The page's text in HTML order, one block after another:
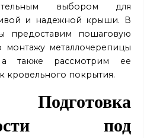
выбором для
и надежной крыши. В
предоставим пошаговую
монтажу металлочерепицы
также рассмотрим ее
кровельного покрытия.
под